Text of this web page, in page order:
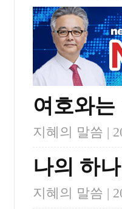
여호와는
지혜의 말씀 |
나의 하
지혜의 말씀 |